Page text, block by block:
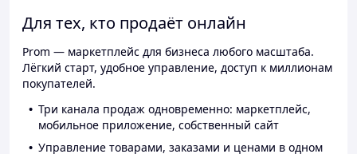
Для тех, кто продаёт онлайн
Prom — маркетплейс для бизнеса любого масштаба.
Лёгкий старт, удобное управление, доступ к миллионам
покупателей.
Три канала продаж одновременно: маркетплейс,
мобильное приложение, собственный сайт
Управление товарами, заказами и ценами в одном